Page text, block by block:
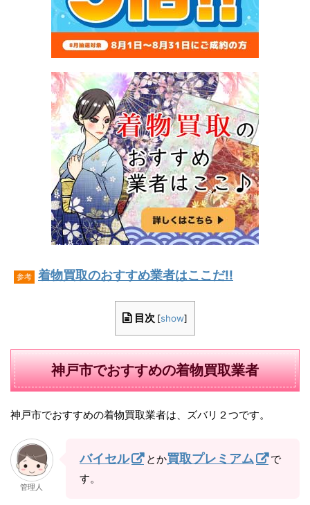
参考 着物買取のおすすめ業者はここだ!!
目次 [show]
神戸市でおすすめの着物買取業者
神戸市でおすすめの着物買取業者は、ズバリ２つです。
管理人
バイセル とか買取プレミアム
で
す。